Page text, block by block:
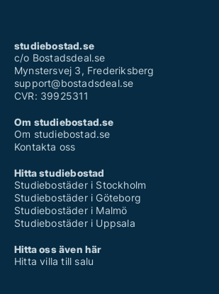
studiebostad.se
c/o Bostadsdeal.se
Mynstersvej 3, Frederiksberg
support@bostadsdeal.se
CVR: 39925311
Om studiebostad.se
Om studiebostad.se
Kontakta oss
Hitta studiebostad
Studiebostäder i Stockholm
Studiebostäder i Göteborg
Studiebostäder i Malmö
Studiebostäder i Uppsala
Hitta oss även här
Hitta villa till salu